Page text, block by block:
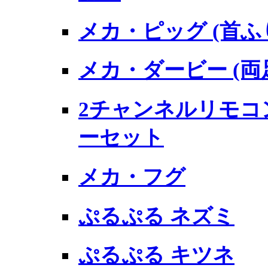
メカ・ピッグ (首
メカ・ダービー (
2チャンネルリモ
ーセット
メカ・フグ
ぷるぷる ネズミ
ぷるぷる キツネ